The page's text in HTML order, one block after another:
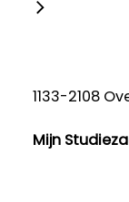
1133-2108
Mijn